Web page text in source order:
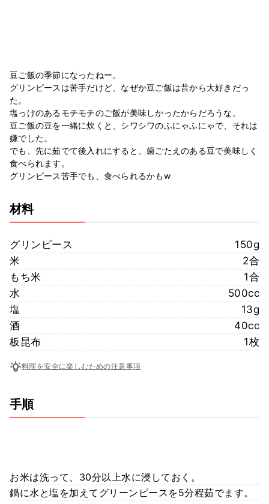
豆ご飯の季節になったねー。
グリンピースは苦手だけど、なぜか豆ご飯は昔から大好きだっ
た。
塩っけのあるモチモチのご飯が美味しかったからだろうな。
豆ご飯の豆を一緒に炊くと、シワシワのふにゃふにゃで、それは
嫌でした。
でも、先に茹でて後入れにすると、歯ごたえのある豆で美味しく
食べられます。
グリンピース苦手でも、食べられるかもw
材料
グリンピース
150g
米
2合
もち米
1合
水
500cc
塩
13g
酒
40cc
板昆布
1枚
料理を安全に楽しむための注意事項
手順
お米は洗って、30分以上水に浸しておく。
鍋に水と塩を加えてグリーンピースを5分程茹でます。